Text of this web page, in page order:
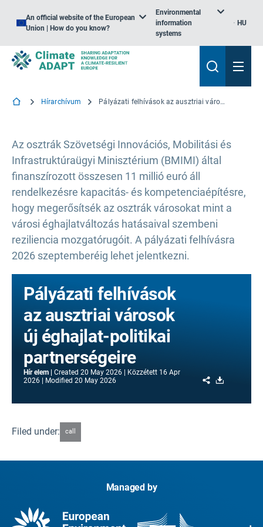
An official website of the European
Union | How do you know?
Environmental
information
systems
HU
Hírarchívum Pályázati felhívások az ausztriai városok új éghajlat-politikai partnerségeire
Az osztrák Szövetségi Innovációs, Mobilitási és
Infrastruktúraügyi Minisztérium (BMIMI) által
finanszírozott összesen 11 millió euró áll
rendelkezésre kapacitás- és kompetenciaépítésre,
hogy megerősítsék az osztrák városokat mint a
városi éghajlatváltozás hatásaival szembeni
reziliencia mozgatórugóit. A pályázati felhívásra
2026 szeptemberéig lehet jelentkezni.
Pályázati felhívások
az ausztriai városok
új éghajlat-politikai
partnerségeire
Hír elem Created 20 May 2026 Közzétett 16 Apr
2026
Modified 20 May 2026 Share
Filed under: call
Managed by